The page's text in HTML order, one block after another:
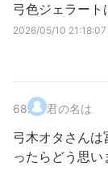
弓色ジェラート
2026/05/10 21:18:07
68. 君の名は
弓木オタさん
ったらどう思い